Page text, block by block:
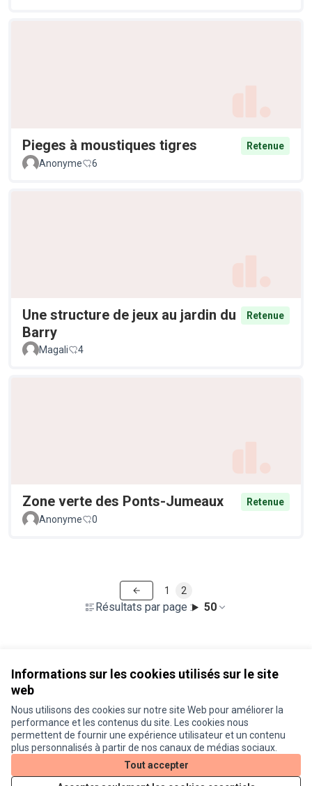
Informations sur les cookies utilisés sur le site
web
Nous utilisons des cookies sur notre site Web pour améliorer la
performance et les contenus du site. Les cookies nous
permettent de fournir une expérience utilisateur et un contenu
plus personnalisés à partir de nos canaux de médias sociaux.
Tout accepter
Pieges à moustiques tigres
Retenue
Anonyme
6
Une structure de jeux au jardin du
Barry
Retenue
Magali 4
Zone verte des Ponts-Jumeaux
Retenue
Anonyme
0
Résultats par page : 50
1 2
Conditions d'utilisation
Paramètres des cookies
Je participe ! sur X
(Lien externe)
Je participe ! sur Facebook
Je participe ! sur Instagram